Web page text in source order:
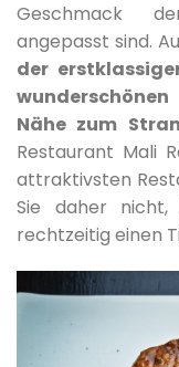
Geschmack
angepasst sind.
der
Nähe zum
Restaurant Mali
attraktivsten
Sie daher nicht,
rechtzeitig einen